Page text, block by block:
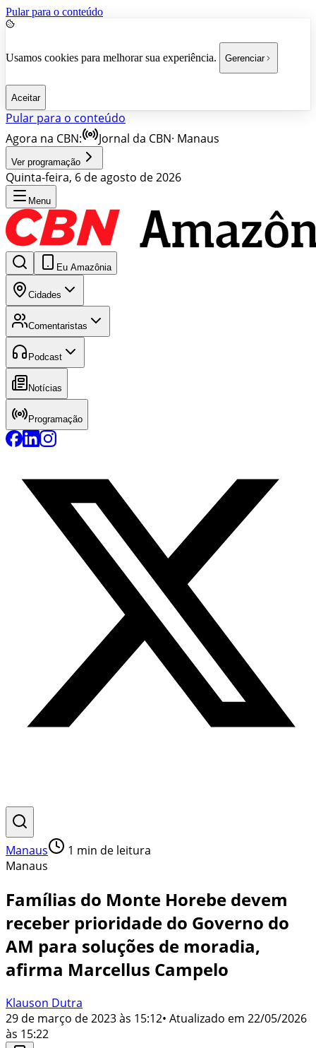
Pular para o conteúdo
Usamos cookies para melhorar sua experiência. Gerenciar
Aceitar
Pular para o conteúdo
Agora na CBN:
Jornal da CBN· Manaus
Ver programação
Quinta-feira, 6 de agosto de 2026
Menu
Eu Amazônia
Cidades
Comentaristas
Podcast
Notícias
Programação
Manaus 1 min de leitura
Manaus
Famílias do Monte Horebe devem
receber prioridade do Governo do
AM para soluções de moradia,
afirma Marcellus Campelo
Klauson Dutra
29 de março de 2023 às 15:12• Atualizado em 22/05/2026
às 15:22